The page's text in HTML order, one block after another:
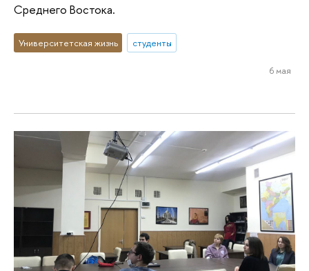
Среднего Востока.
Университетская жизнь студенты
6 мая